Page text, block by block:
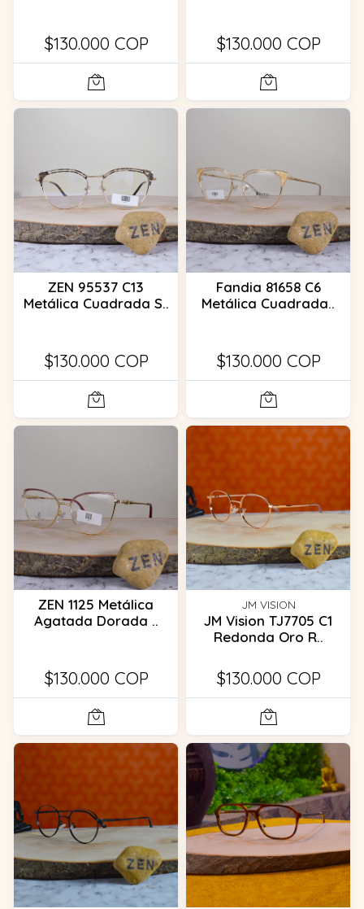
$130.000 COP $130.000 COP
ZEN 95537 C13
Metálica Cuadrada S..
$130.000 COP
Fandia 81658 C6
Metálica Cuadrada..
$130.000 COP
ZEN 1125 Metálica
Agatada Dorada ..
$130.000 COP
JM VISION
JM Vision TJ7705 C1
Redonda Oro R..
$130.000 COP